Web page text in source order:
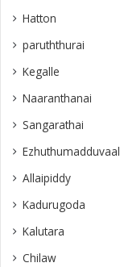
Hatton
paruththurai
Kegalle
Naaranthanai
Sangarathai
Ezhuthumadduvaal
Allaipiddy
Kadurugoda
Kalutara
Chilaw